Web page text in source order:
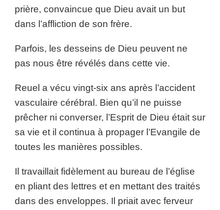
prière, convaincue que Dieu avait un but
dans l’affliction de son frère.
Parfois, les desseins de Dieu peuvent ne
pas nous être révélés dans cette vie.
Reuel a vécu vingt-six ans après l’accident
vasculaire cérébral. Bien qu’il ne puisse
prêcher ni converser, l’Esprit de Dieu était sur
sa vie et il continua à propager l’Evangile de
toutes les manières possibles.
Il travaillait fidèlement au bureau de l’église
en pliant des lettres et en mettant des traités
dans des enveloppes. Il priait avec ferveur